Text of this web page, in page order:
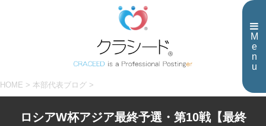
M
e
n
u
HOME > 本部代表ブログ >
ロシアW杯アジア最終予選・第10戦【最終